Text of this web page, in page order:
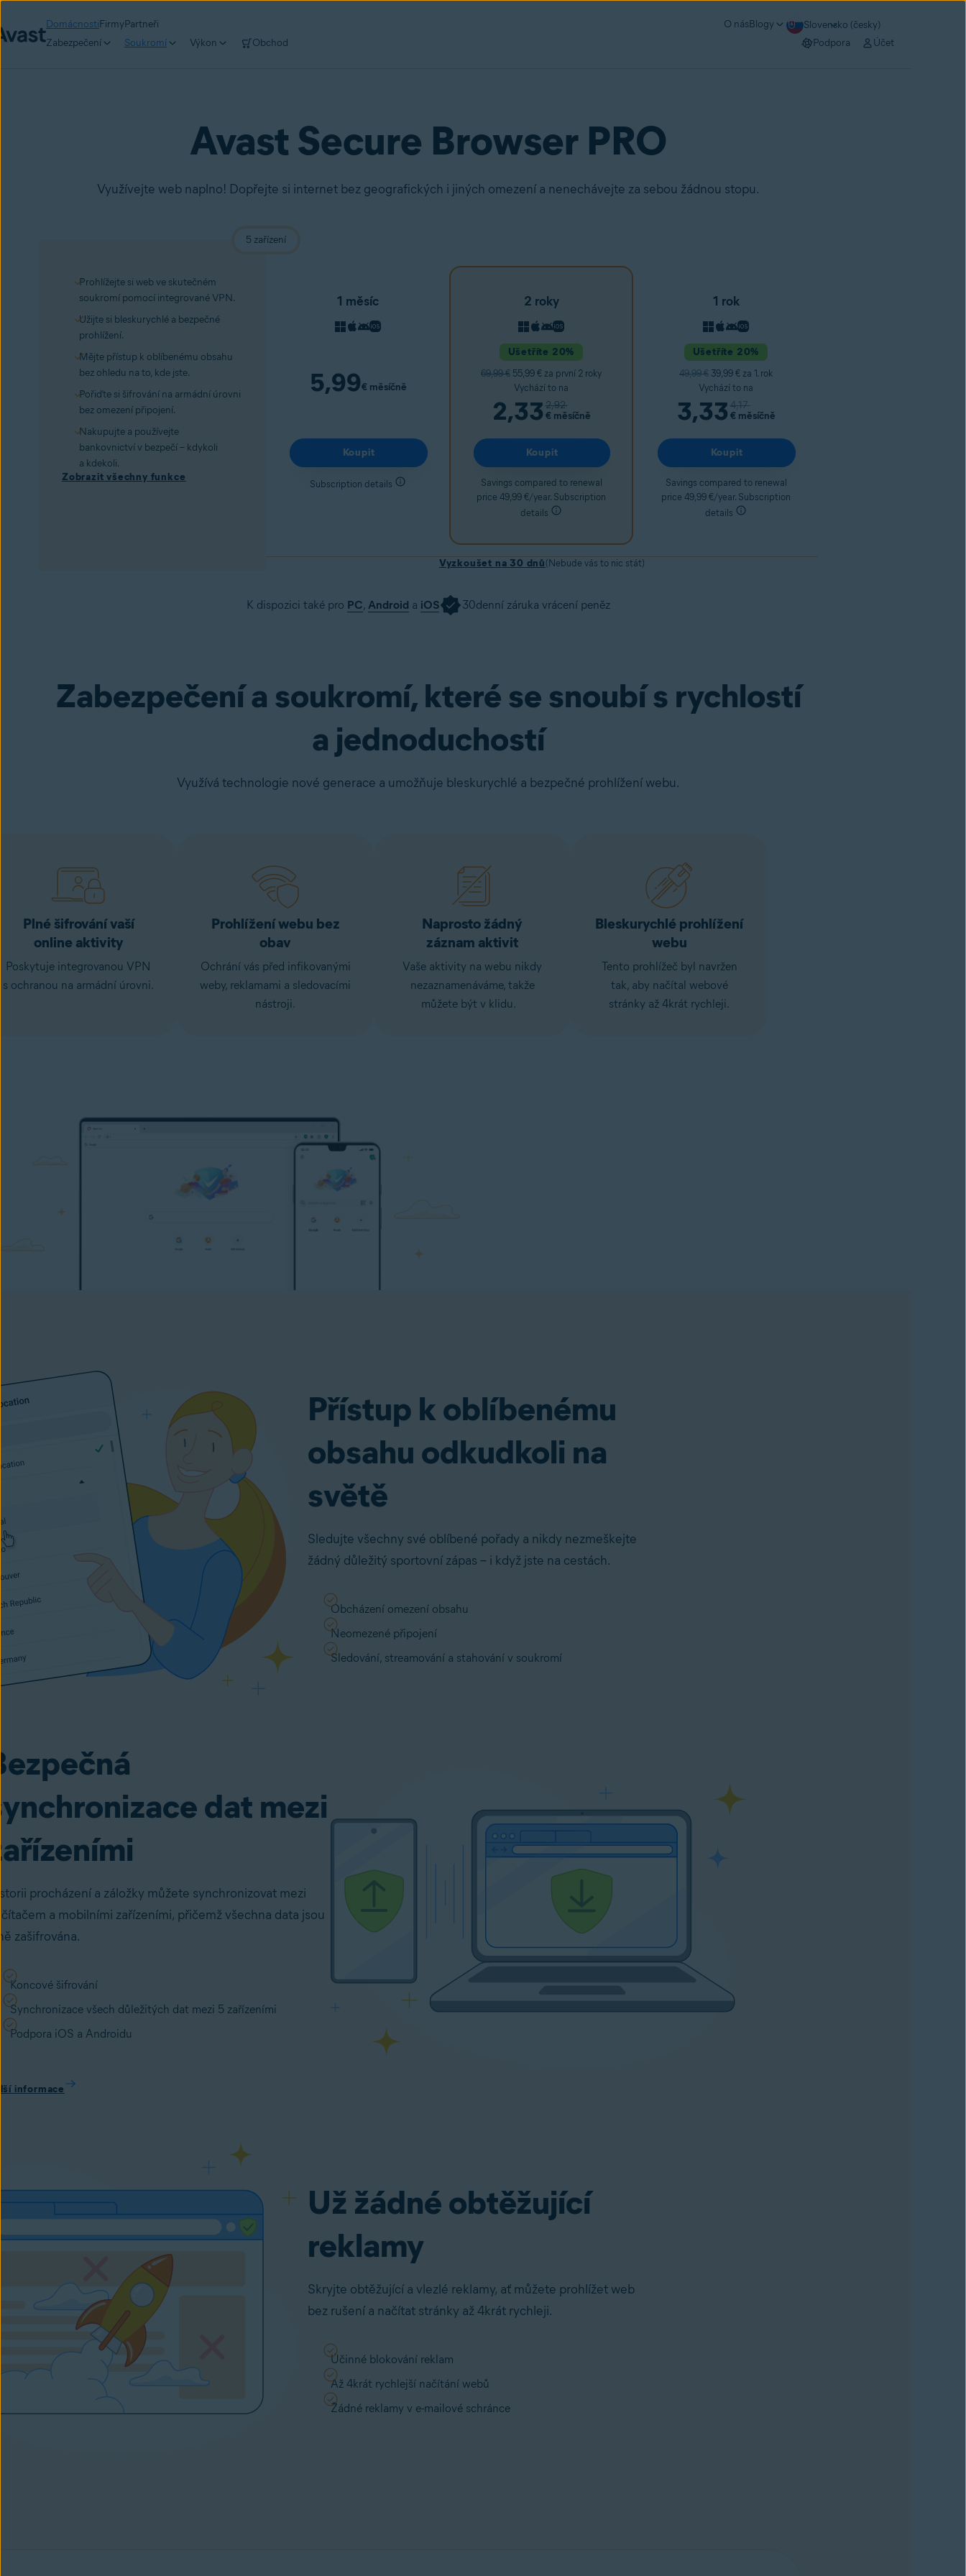
DomácnostiFirmyPartneři O násBlogy
Slovensko (česky)
Zabezpečení
Soukromí Výkon Obchod Podpora Účet
Avast Secure Browser PRO
Využívejte web naplno! Dopřejte si internet bez geografických i jiných omezení a nenechávejte za sebou žádnou stopu.
Prohlížejte si web ve skutečném
soukromí pomocí integrované VPN.
Užijte si bleskurychlé a bezpečné
prohlížení.
Mějte přístup k oblíbenému obsahu
bez ohledu na to, kde jste.
Pořiďte si šifrování na armádní úrovni
bez omezení připojení.
Nakupujte a používejte
bankovnictví v bezpečí – kdykoli
a kdekoli.
Zobrazit všechny funkce
5 zařízení
1 měsíc
5,99€měsíčně
Koupit
Subscription details
2 roky
Ušetříte 20%
69,99 € 55,99 € za první 2 roky
Vychází to na
2,33 2,92
€měsíčně
Koupit
Savings compared to renewal
price 49,99 €/year. Subscription
details
1 rok
Ušetříte 20%
49,99 € 39,99 € za 1. rok
Vychází to na
3,33 4,17
€měsíčně
Koupit
Savings compared to renewal
price 49,99 €/year. Subscription
details
Vyzkoušet na 30 dnů (Nebude vás to nic stát)
K dispozici také pro PC, Android a iOS 30denní záruka vrácení peněz
Zabezpečení a soukromí, které se snoubí s rychlostí
a jednoduchostí
Využívá technologie nové generace a umožňuje bleskurychlé a bezpečné prohlížení webu.
Plné šifrování vaší
online aktivity
Poskytuje integrovanou VPN
s ochranou na armádní úrovni.
Prohlížení webu bez
obav
Ochrání vás před infikovanými
weby, reklamami a sledovacími
nástroji.
Naprosto žádný
záznam aktivit
Vaše aktivity na webu nikdy
nezaznamenáváme, takže
můžete být v klidu.
Bleskurychlé prohlížení
webu
Tento prohlížeč byl navržen
tak, aby načítal webové
stránky až 4krát rychleji.
Přístup k oblíbenému
obsahu odkudkoli na
světě
Sledujte všechny své oblíbené pořady a nikdy nezmeškejte
žádný důležitý sportovní zápas – i když jste na cestách.
Obcházení omezení obsahu
Neomezené připojení
Sledování, streamování a stahování v soukromí
dat mezi
procházení a záložky můžete synchronizovat mezi
a mobilními zařízeními, přičemž všechna data jsou
zašifrována.
Koncové šifrování
Synchronizace všech důležitých dat mezi 5 zařízeními
Podpora iOS a Androidu
informace
Už žádné obtěžující
reklamy
Skryjte obtěžující a vlezlé reklamy, ať můžete prohlížet web
bez rušení a načítat stránky až 4krát rychleji.
Účinné blokování reklam
Až 4krát rychlejší načítání webů
Žádné reklamy v e-mailové schránce